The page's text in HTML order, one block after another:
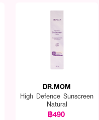
DR.MOM
High Defence Sunscreen
Natural
฿490